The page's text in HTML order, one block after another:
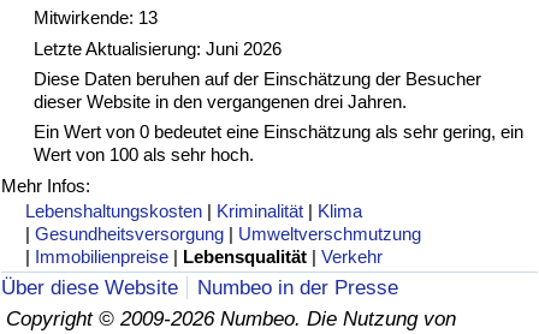
Mitwirkende: 13
Letzte Aktualisierung: Juni 2026
Diese Daten beruhen auf der Einschätzung der Besucher
dieser Website in den vergangenen drei Jahren.
Ein Wert von 0 bedeutet eine Einschätzung als sehr gering, ein
Wert von 100 als sehr hoch.
Mehr Infos:
Lebenshaltungskosten | Kriminalität | Klima
|Gesundheitsversorgung | Umweltverschmutzung
| Immobilienpreise | Lebensqualität |Verkehr
Über diese Website
Numbeo in der Presse
Copyright © 2009-2026 Numbeo. Die Nutzung von
Gesundheitsversorgungs-Index nach Land
Umweltverschmutzung
Umweltverschmutzungs-Index (aktuell)
Verschmutzungsindex
Umweltverschmutzungs-Index nach Land
Verkehr